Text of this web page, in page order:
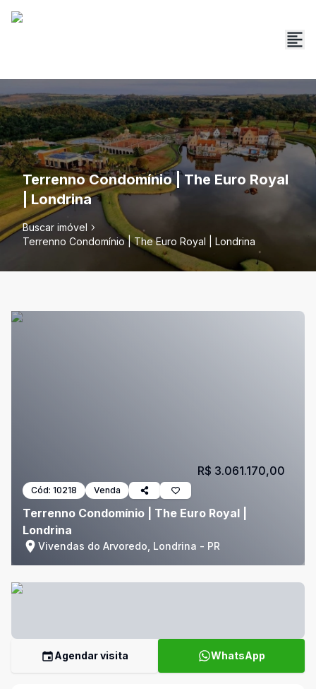
Terrenno Condomínio | The Euro Royal
| Londrina
Buscar imóvel
Terrenno Condomínio | The Euro Royal | Londrina
Cód: 10218 Venda
Terrenno Condomínio | The Euro Royal |
Londrina
Vivendas do Arvoredo, Londrina - PR
R$ 3.061.170,00
Agendar visita WhatsApp